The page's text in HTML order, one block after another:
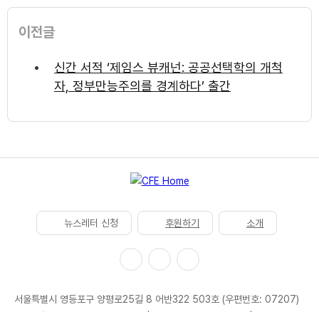
이전글
신간 서적 ‘제임스 뷰캐넌: 공공선택학의 개척
자, 정부만능주의를 경계하다’ 출간
뉴스레터 신청 후원하기 소개
서울특별시 영등포구 양평로25길 8 어반322 503호 (우편번호: 07207)